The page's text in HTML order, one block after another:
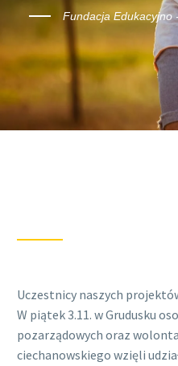
Fundacja Edukacyjno
Uczestnicy naszych
W piątek 3.11. w Grudusku
pozarządowych oraz
ciechanowskiego wzięli